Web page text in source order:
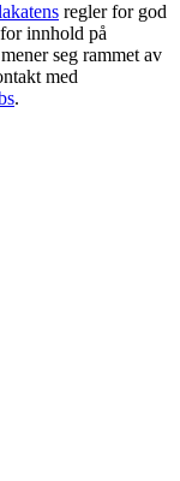
regler for god
innhold på
seg rammet av
med
.